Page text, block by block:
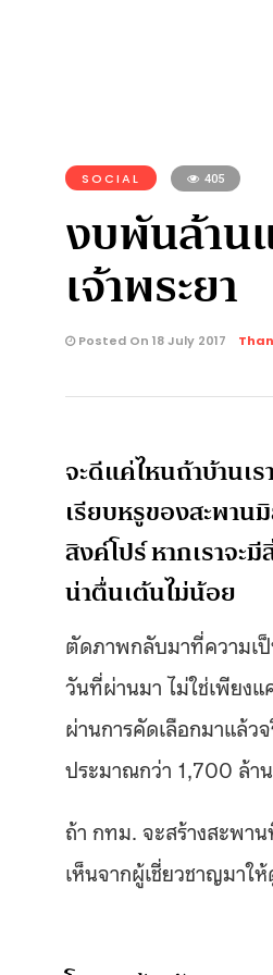
SOCIAL 405
งบพันล้าน
เจ้าพระยา
Posted On 18 July 2017
จะดีแค่ไหนถ้าบ้านเ
เรียบหรูของสะพา
สิงค์โปร์ หากเราจ
น่าตื่นเต้นไม่น้อย
ตัดภาพกลับมาที่ความเป็
วันที่ผ่านมา ไม่ใช่เพียง
ผ่านการคัดเลือกมาแล้ว
ประมาณกว่า 1,700 ล้า
ถ้า กทม. จะสร้างสะพา
เห็นจากผู้เชี่ยวชาญมาใ